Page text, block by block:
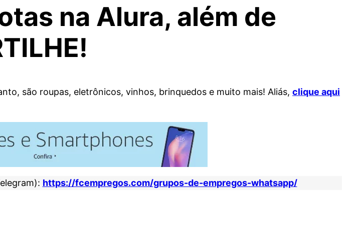
na Alura, além de
são roupas, eletrônicos, vinhos, brinquedos e muito mais! Aliás, clique aqui
https://fcempregos.com/grupos-de-empregos-whatsapp/